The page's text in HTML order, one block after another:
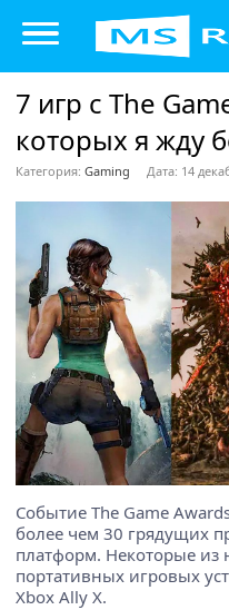
7 игр с The
которых я жду
Категория: Gaming Дата: 14
Событие The Game
более чем 30 грядущих
платформ. Некоторые из
портативных игровых
Xbox Ally X.